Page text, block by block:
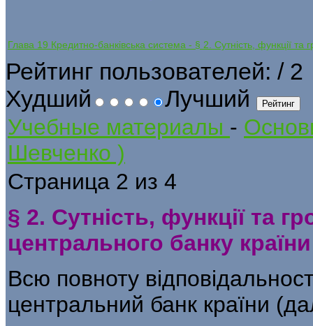
Глава 19 Кредитно-банківська система - § 2. Сутність, функції
Рейтинг пользователей: / 2
Худший
Лучший
Учебные материалы -
Шевченко )
Страница 2 из 4
§ 2. Сутність, функції та
центрального банку країни
Всю повноту
цент­ральний банк країни